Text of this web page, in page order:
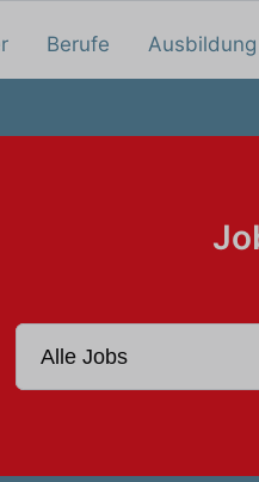
Berufe Ausbildung